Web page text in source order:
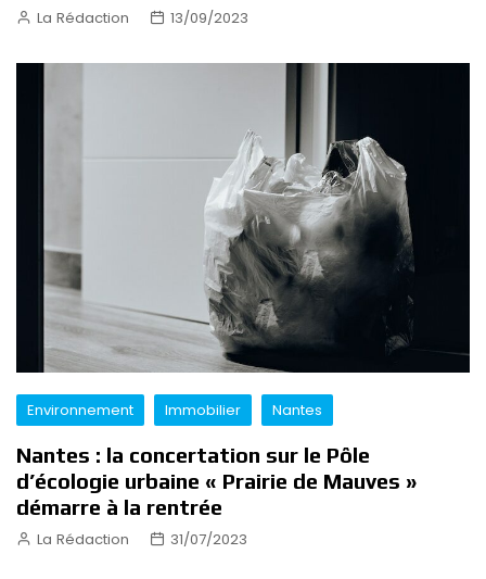
La Rédaction 13/09/2023
Environnement Immobilier Nantes
Nantes : la concertation sur le Pôle
d’écologie urbaine « Prairie de Mauves »
démarre à la rentrée
La Rédaction 31/07/2023